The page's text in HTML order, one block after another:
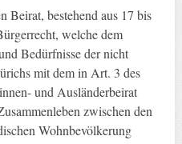
Beirat, bestehend aus 17 bis
welche dem
Bedürfnisse der nicht
mit dem in Art. 3 des
und Ausländerbeirat
zwischen den
Wohnbevölkerung